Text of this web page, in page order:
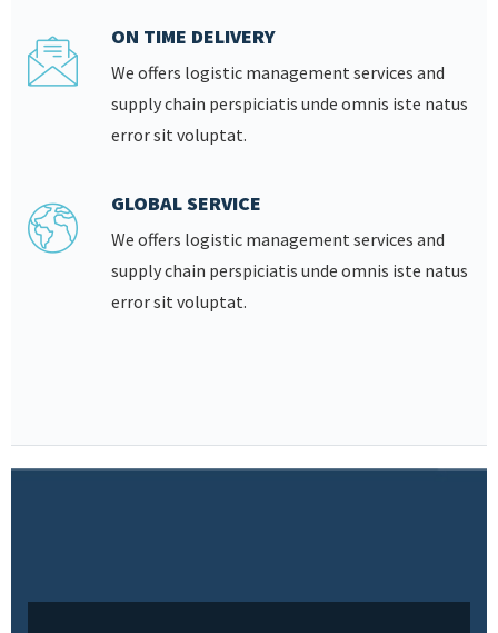
ON TIME DELIVERY
We offers logistic management services and
supply chain perspiciatis unde omnis iste natus
error sit voluptat.
GLOBAL SERVICE
We offers logistic management services and
supply chain perspiciatis unde omnis iste natus
error sit voluptat.